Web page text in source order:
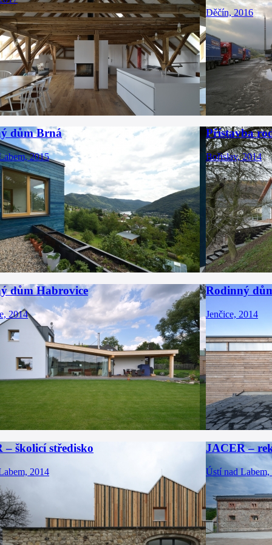
Děčín, 2016
dům Brná
2015
Přístavba
Bořislav, 2014
dům Habrovice
2014
Rodinný
Jenčice, 2014
– školicí středisko
2014
JACER –
Ústí nad Labem,